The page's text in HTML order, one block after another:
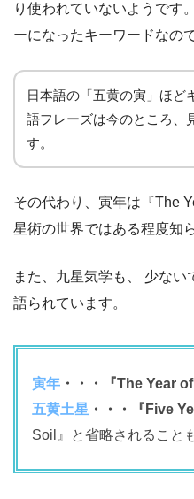
り使われていないようです
ーになったキーワードなの
日本語の「五黄の寅」ほど
語フレーズは今のところ、
す。
その代わり、寅年は『The
星術の世界ではある程度知
また、九星気学も、 少な
語られています。
寅年 ・・・『The Year
五黄土星 ・・・『Five
Soil』と省略されること